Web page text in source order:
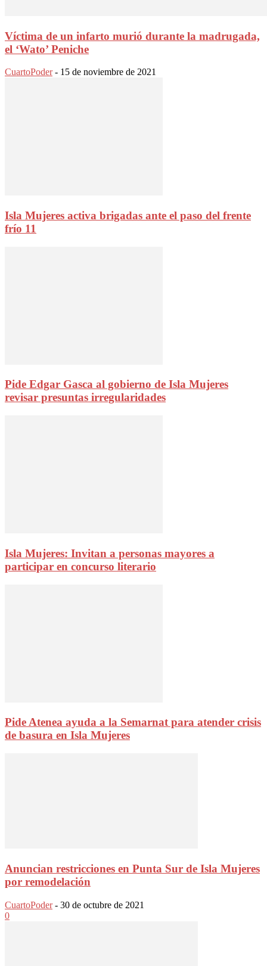
Víctima de un infarto murió durante la madrugada,
el ‘Wato’ Peniche
CuartoPoder - 15 de noviembre de 2021
Isla Mujeres activa brigadas ante el paso del frente
frío 11
Pide Edgar Gasca al gobierno de Isla Mujeres
revisar presuntas irregularidades
Isla Mujeres: Invitan a personas mayores a
participar en concurso literario
Pide Atenea ayuda a la Semarnat para atender crisis
de basura en Isla Mujeres
Anuncian restricciones en Punta Sur de Isla Mujeres
por remodelación
CuartoPoder - 30 de octubre de 2021
0